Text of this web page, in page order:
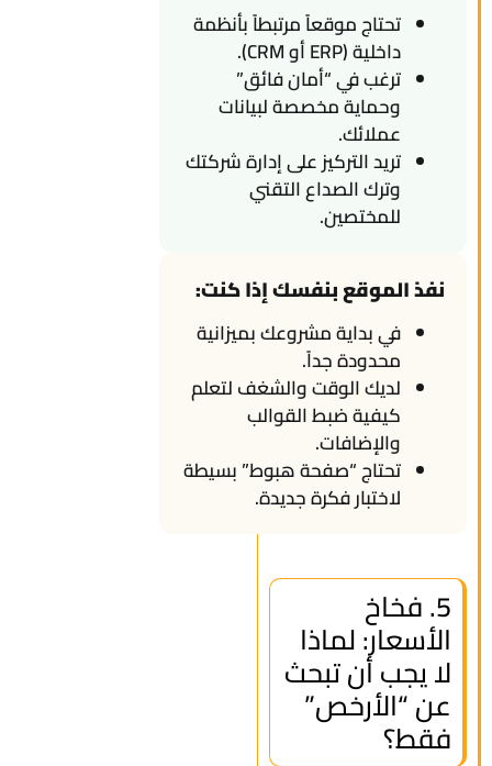
تحتاج موقعاً مرتبطاً بأنظمة
داخلية (ERP أو CRM).
ترغب في “أمان فائق”
وحماية مخصصة لبيانات
عملائك.
تريد التركيز على إدارة شركتك
وترك الصداع التقني
للمختصين.
نفذ الموقع بنفسك إذا كنت:
في بداية مشروعك بميزانية
محدودة جداً.
لديك الوقت والشغف لتعلم
كيفية ضبط القوالب
والإضافات.
تحتاج “صفحة هبوط” بسيطة
لاختبار فكرة جديدة.
5. فخاخ
الأسعار: لماذا
لا يجب أن تبحث
عن “الأرخص”
فقط؟